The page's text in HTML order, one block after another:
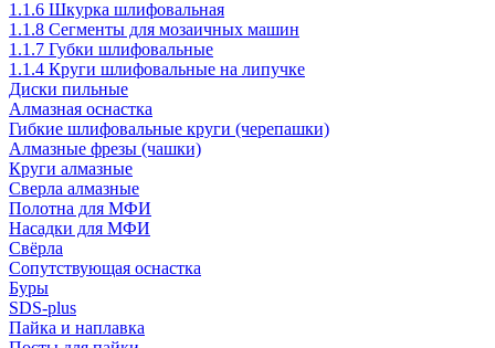
1.1.6 Шкурка шлифовальная
1.1.8 Сегменты для мозаичных машин
1.1.7 Губки шлифовальные
1.1.4 Круги шлифовальные на липучке
Диски пильные
Алмазная оснастка
Гибкие шлифовальные круги (черепашки)
Алмазные фрезы (чашки)
Круги алмазные
Сверла алмазные
Полотна для МФИ
Насадки для МФИ
Свёрла
Сопутствующая оснастка
Буры
SDS-plus
Пайка и наплавка